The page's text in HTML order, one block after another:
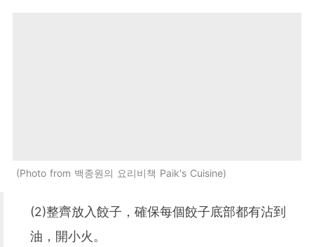
Photo from 백종원의 요리비책 Paik's Cuisine
(2)整齊放入餃子，確保每個餃子底部都有沾到
油，開小火。